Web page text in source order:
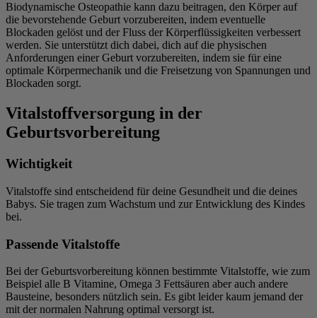
Biodynamische Osteopathie kann dazu beitragen, den Körper auf
die bevorstehende Geburt vorzubereiten, indem eventuelle
Blockaden gelöst und der Fluss der Körperflüssigkeiten verbessert
werden. Sie unterstützt dich dabei, dich auf die physischen
Anforderungen einer Geburt vorzubereiten, indem sie für eine
optimale Körpermechanik und die Freisetzung von Spannungen und
Blockaden sorgt.
Vitalstoffversorgung in der
Geburtsvorbereitung
Wichtigkeit
Vitalstoffe sind entscheidend für deine Gesundheit und die deines
Babys. Sie tragen zum Wachstum und zur Entwicklung des Kindes
bei.
Passende Vitalstoffe
Bei der Geburtsvorbereitung können bestimmte Vitalstoffe, wie zum
Beispiel alle B Vitamine, Omega 3 Fettsäuren aber auch andere
Bausteine, besonders nützlich sein. Es gibt leider kaum jemand der
mit der normalen Nahrung optimal versorgt ist.